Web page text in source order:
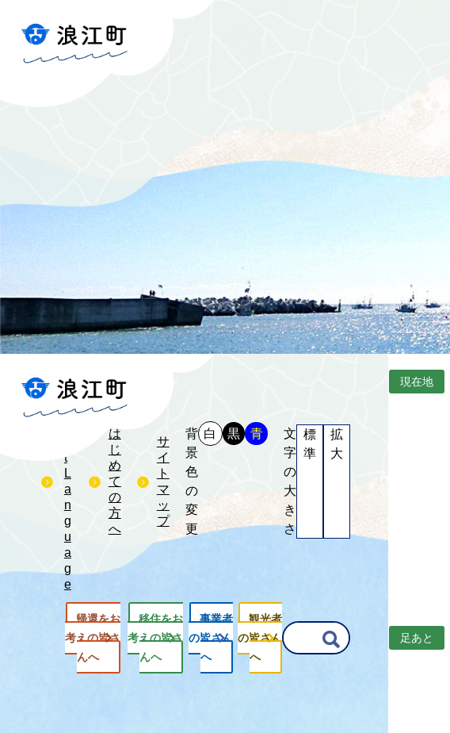
S
e
l
t
L
a
n
g
u
a
g
e
は
じ
め
て
の
方
へ
サ
イ
ト
マ
ッ
プ
背
景
色
の
変
更
白 黒 青
文
字
の
大
き
さ
標
準
拡
大
帰還をお
考えの皆さ
んへ
移住をお
考えの皆さ
んへ
事業者
の皆さん
へ
観光者
の皆さん
へ
G
o
現在地
足あと